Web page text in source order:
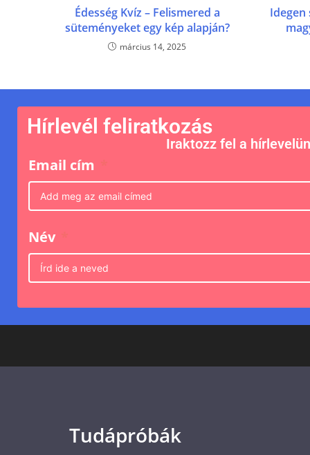
Édesség Kvíz – Felismered a
süteményeket egy kép alapján?
március 14, 2025
Idegen
Hírlevél feliratkozás
Iraktozz fel a
Email cím
Név
Tudápróbák